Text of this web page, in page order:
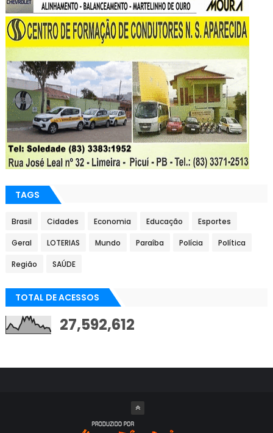
TAGS
Brasil Cidades Economia Educação Esportes
Geral LOTERIAS Mundo Paraíba Polícia Política
Região SAÚDE
TOTAL DE ACESSOS
27,592,612